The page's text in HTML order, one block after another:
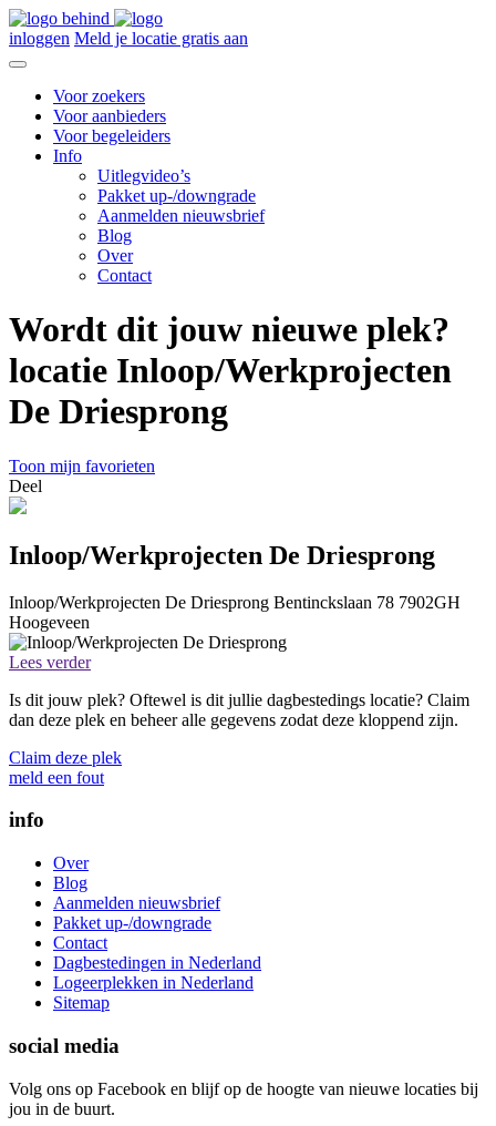
inloggen Meld je locatie gratis aan
Voor zoekers
Voor aanbieders
Voor begeleiders
Info
Uitlegvideo’s
Pakket up-/downgrade
Aanmelden nieuwsbrief
Blog
Over
Contact
Wordt dit jouw nieuwe plek?
locatie Inloop/Werkprojecten
De Driesprong
Toon mijn favorieten
Deel
Inloop/Werkprojecten De Driesprong
Inloop/Werkprojecten De Driesprong Bentinckslaan 78 7902GH
Hoogeveen
Lees verder
Is dit jouw plek? Oftewel is dit jullie dagbestedings locatie? Claim
dan deze plek en beheer alle gegevens zodat deze kloppend zijn.
Claim deze plek
meld een fout
info
Over
Blog
Aanmelden nieuwsbrief
Pakket up-/downgrade
Contact
Dagbestedingen in Nederland
Logeerplekken in Nederland
Sitemap
social media
Volg ons op Facebook en blijf op de hoogte van nieuwe locaties bij
jou in de buurt.